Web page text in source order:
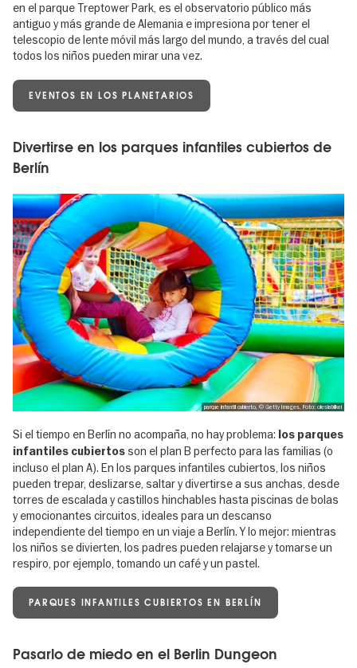
en el parque Treptower Park, es el observatorio público más
antiguo y más grande de Alemania e impresiona por tener el
telescopio de lente móvil más largo del mundo, a través del cual
todos los niños pueden mirar una vez.
EVENTOS EN LOS PLANETARIOS
Divertirse en los parques infantiles cubiertos de
Berlín
parque infantil cubierto, © Getty Images, Foto: olesiabilkei
Si el tiempo en Berlín no acompaña, no hay problema: los parques
infantiles cubiertos son el plan B perfecto para las familias (o
incluso el plan A). En los parques infantiles cubiertos, los niños
pueden trepar, deslizarse, saltar y divertirse a sus anchas, desde
torres de escalada y castillos hinchables hasta piscinas de bolas
y emocionantes circuitos, ideales para un descanso
independiente del tiempo en un viaje a Berlín. Y lo mejor: mientras
los niños se divierten, los padres pueden relajarse y tomarse un
respiro, por ejemplo, tomando un café y un pastel.
PARQUES INFANTILES CUBIERTOS EN BERLÍN
Pasarlo de miedo en el Berlin Dungeon